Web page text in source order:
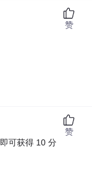
赞
可获得 10 分
赞